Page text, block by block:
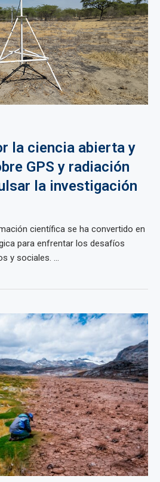
la ciencia abierta y
GPS y radiación
la investigación
científica se ha convertido en
para enfrentar los desafíos
y sociales. ...